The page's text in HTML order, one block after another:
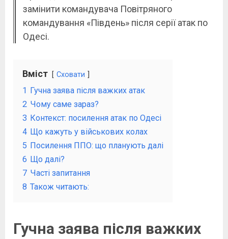
замінити командувача Повітряного
командування «Південь» після серії атак по
Одесі.
Вміст Сховати
1
Гучна заява після важких атак
2 Чому саме зараз?
3 Контекст: посилення атак по Одесі
4 Що кажуть у військових колах
5 Посилення ППО: що планують далі
6 Що далі?
7 Часті запитання
8 Також читають:
Гучна заява після важких